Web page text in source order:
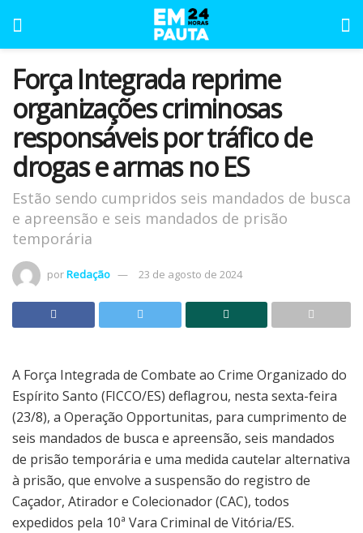
Força Integrada reprime
organizações criminosas
responsáveis por tráfico de
drogas e armas no ES
Estão sendo cumpridos seis mandados de busca
e apreensão e seis mandados de prisão
temporária
porRedação 23 de agosto de 2024
A Força Integrada de Combate ao Crime Organizado do
Espírito Santo (FICCO/ES) deflagrou, nesta sexta-feira
(23/8), a Operação Opportunitas, para cumprimento de
seis mandados de busca e apreensão, seis mandados
de prisão temporária e uma medida cautelar alternativa
à prisão, que envolve a suspensão do registro de
Caçador, Atirador e Colecionador (CAC), todos
expedidos pela 10ª Vara Criminal de Vitória/ES.